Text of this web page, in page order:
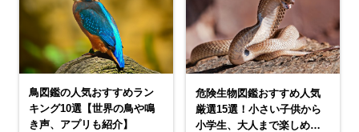
鳥図鑑の人気おすすめラン
キング10選【世界の鳥や鳴
き声、アプリも紹介】
危険生物図鑑おすすめ人気
厳選15選！小さい子供から
小学生、大人まで楽しめる